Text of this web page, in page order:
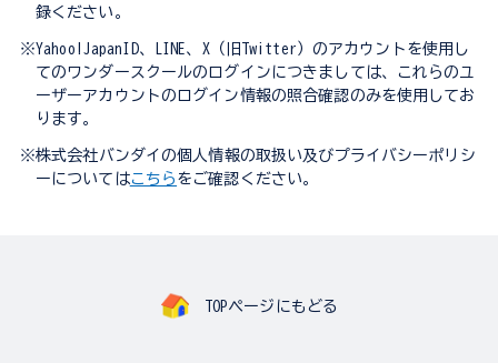
録ください。
※Yahoo!JapanID、LINE、X（旧Twitter）のアカウントを使用し
てのワンダースクールのログインにつきましては、これらのユ
ーザーアカウントのログイン情報の照合確認のみを使用してお
ります。
※株式会社バンダイの個人情報の取扱い及びプライバシーポリシ
ーについてはこちら をご確認ください。
TOPページにもどる